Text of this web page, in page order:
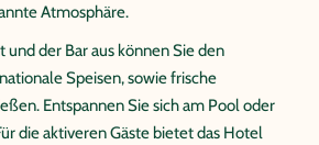
Atmosphäre.
und der Bar aus können Sie den
Speisen, sowie frische
Entspannen Sie sich am Pool oder
die aktiveren Gäste bietet das Hotel